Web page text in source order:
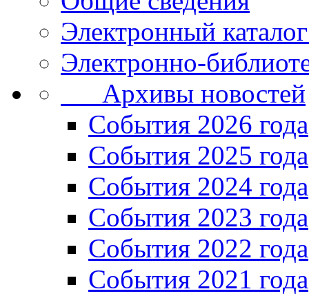
Электронный
Электронно-
Архивы новостей
Cобытия 2026 года
События 2025 года
События 2024 года
События 2023 года
Cобытия 2022 года
Cобытия 2021 года